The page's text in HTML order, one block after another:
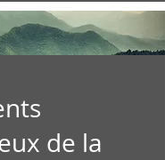
de la